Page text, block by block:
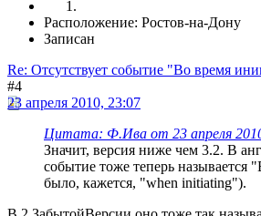
Расположение: Ростов-на-Дону
Записан
Re: Отсутствует событие "Во время
#4
23 апреля 2010, 23:07
Цитата: Ф.Ива от 23 апреля
Значит, версия ниже чем 3.2. В
событие тоже теперь называется
было, кажется, "when initiating").